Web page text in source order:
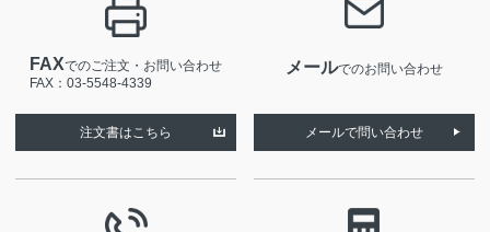
FAXでのご注文・お問い合わせ
FAX：03-5548-4339
注文書はこちら
メールでのお問い合わせ
メールで問い合わせ